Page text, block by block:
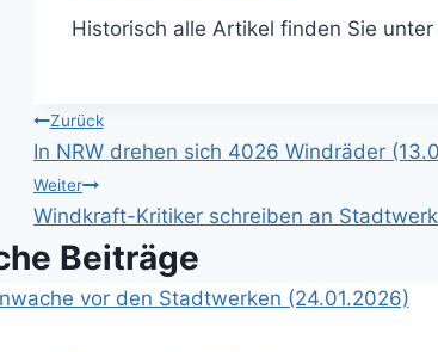
Historisch alle Artikel finden Sie unter
Beitragsnavigation
Zurück
In NRW drehen sich 4026 Windräder
Weiter
Windkraft-Kritiker schreiben an
Beiträge